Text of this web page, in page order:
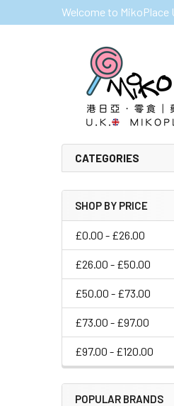
Welcome to MikoPlace
CATEGORIES
Sidebar
SHOP BY PRICE
£0.00 - £26.00
£26.00 - £50.00
£50.00 - £73.00
£73.00 - £97.00
£97.00 - £120.00
POPULAR BRANDS